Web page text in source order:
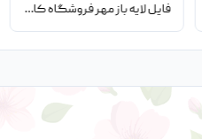
فایل لایه باز مهر فروشگاه کاموا